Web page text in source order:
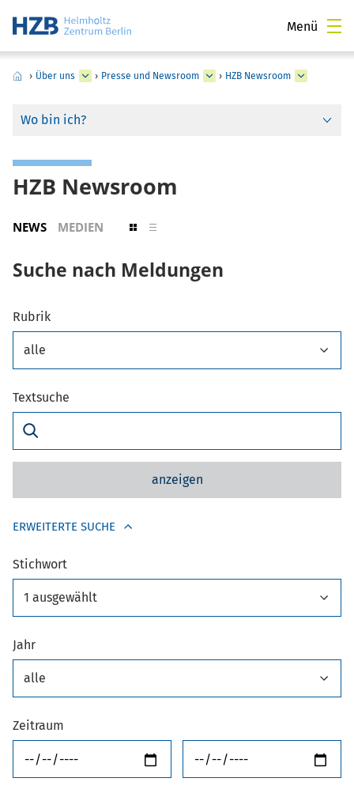
Menü
› Über uns › Presse und Newsroom › HZB Newsroom
Wo bin ich?
HZB Newsroom
NEWS MEDIEN
Suche nach Meldungen
Rubrik
alle
Textsuche
anzeigen
ERWEITERTE SUCHE
Stichwort
1 ausgewählt
Jahr
alle
Zeitraum